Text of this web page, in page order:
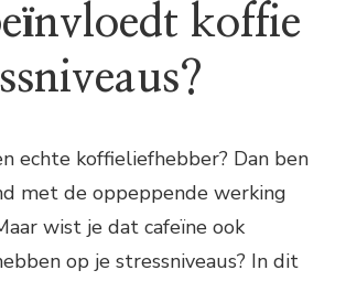
koffie
echte koffieliefhebber? Dan ben
met de oppeppende werking
wist je dat cafeïne ook
op je stressniveaus? In dit